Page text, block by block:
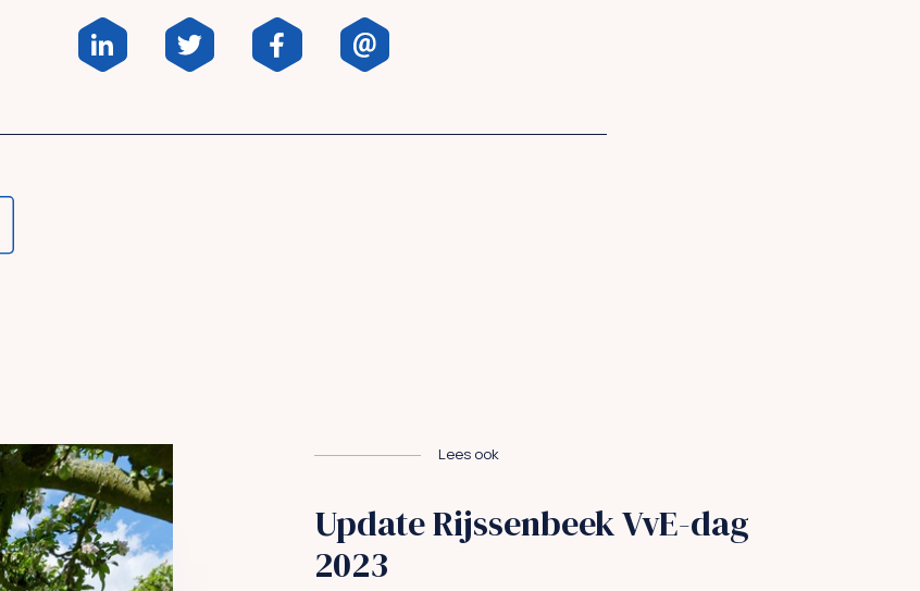
Lees ook
Update Rijssenbeek VvE-dag
2023